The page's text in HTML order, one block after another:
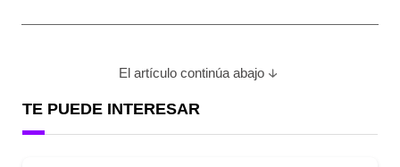
El artículo continúa abajo
TE PUEDE INTERESAR